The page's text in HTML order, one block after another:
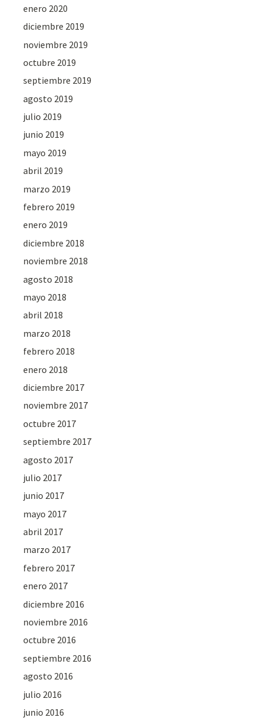
enero 2020
diciembre 2019
noviembre 2019
octubre 2019
septiembre 2019
agosto 2019
julio 2019
junio 2019
mayo 2019
abril 2019
marzo 2019
febrero 2019
enero 2019
diciembre 2018
noviembre 2018
agosto 2018
mayo 2018
abril 2018
marzo 2018
febrero 2018
enero 2018
diciembre 2017
noviembre 2017
octubre 2017
septiembre 2017
agosto 2017
julio 2017
junio 2017
mayo 2017
abril 2017
marzo 2017
febrero 2017
enero 2017
diciembre 2016
noviembre 2016
octubre 2016
septiembre 2016
agosto 2016
julio 2016
junio 2016